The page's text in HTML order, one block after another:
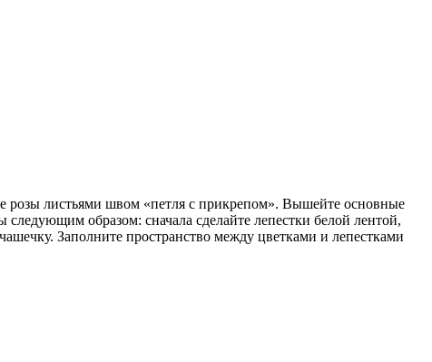
розы листьями швом «петля с прикрепом». Вышейте основные
образом: сначала сделайте лепестки белой лентой,
Заполните пространство между цветками и лепестками